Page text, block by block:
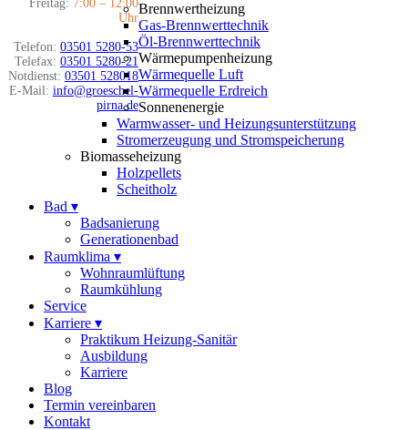
Freitag: 7:00 – 12:00
Uhr
Telefon: 03501 5280-53
Telefax: 03501 5280-21
Notdienst: 03501 528018
E-Mail: info@groeschel-
pirna.de
Brennwertheizung
Gas-Brennwerttechnik
Öl-Brennwerttechnik
Wärmepumpenheizung
Wärmequelle Luft
Wärmequelle Erdreich
Sonnenenergie
Warmwasser- und Heizungsunterstützung
Stromerzeugung und Stromspeicherung
Biomasseheizung
Holzpellets
Scheitholz
Bad ▾
Badsanierung
Generationenbad
Raumklima ▾
Wohnraumlüftung
Raumkühlung
Service
Karriere ▾
Praktikum Heizung-Sanitär
Ausbildung
Karriere
Blog
Termin vereinbaren
Kontakt